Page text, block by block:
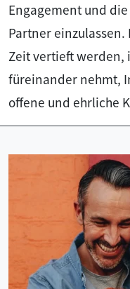
Engagement und
Partner
Zeit vertieft werden,
füreinander nehmt,
offene und ehrliche